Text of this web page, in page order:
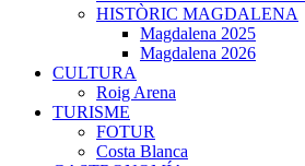
HISTÒRIC MAGDALENA
Magdalena 2025
Magdalena 2026
CULTURA
Roig Arena
TURISME
FOTUR
Costa Blanca